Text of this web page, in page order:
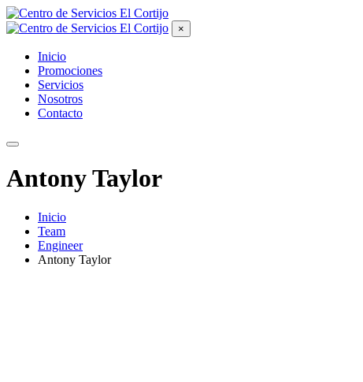
×
Inicio
Promociones
Servicios
Nosotros
Contacto
Antony Taylor
Inicio
Team
Engineer
Antony Taylor